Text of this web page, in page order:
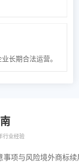
长期合法运营。
行业经验
事项与风险境外商标